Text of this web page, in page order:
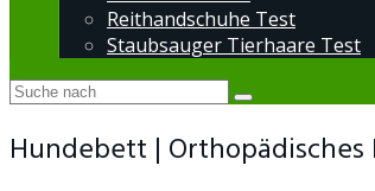
Reithandschuhe Test
Staubsauger Tierhaare Test
Hundebett |